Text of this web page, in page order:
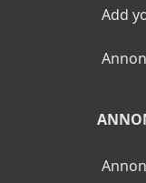
Add